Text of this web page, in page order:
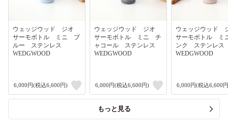
ウェッジウッド ジオ
サーモボトル ミニ ブ
ルー ステンレス
WEDGWOOD
6,000円(税込6,600円)
ウェッジウッド ジオ
サーモボトル ミニ チ
ャコール ステンレス
WEDGWOOD
6,000円(税込6,600円)
ウェッジウッド
サーモボトル
ンク ステンレ
WEDGWOOD
6,000円(税込6,600
もっと見る